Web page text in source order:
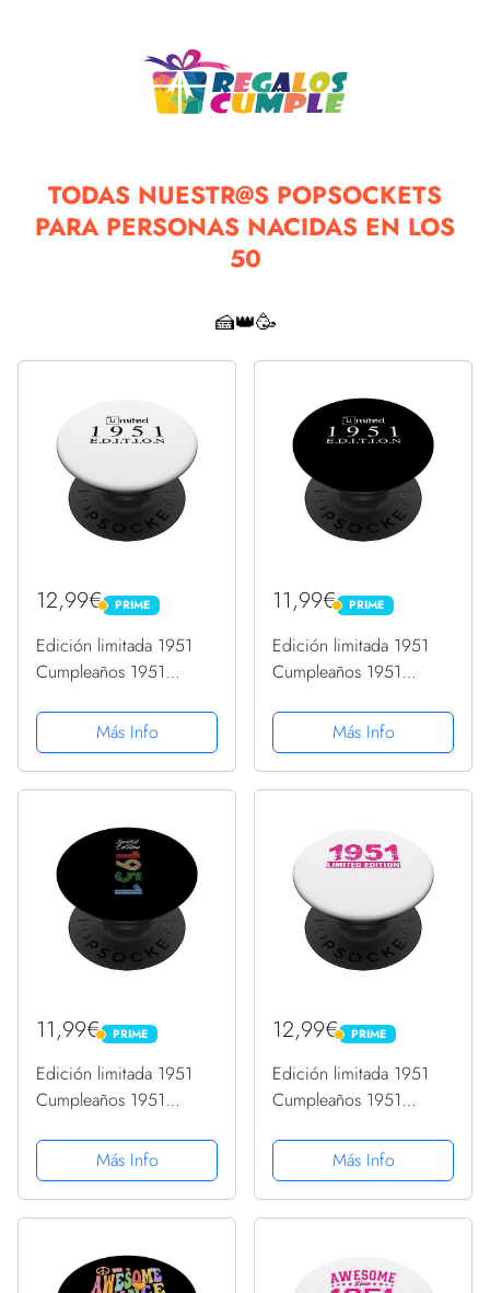
TODAS NUESTR@S POPSOCKETS
PARA PERSONAS NACIDAS EN LOS
50
🍰👑🥳
12,99€ PRIME
PRIME
Edición limitada 1951
Cumpleaños 1951
PopSockets PopGrip
Intercambiable
Más Info
11,99€ PRIME
PRIME
Edición limitada 1951
Cumpleaños 1951
PopSockets PopGrip
Intercambiable
Más Info
11,99€ PRIME
PRIME
Edición limitada 1951
Cumpleaños 1951
PopSockets PopGrip
Intercambiable
Más Info
12,99€ PRIME
PRIME
Edición limitada 1951
Cumpleaños 1951
PopSockets PopGrip
Intercambiable
Más Info